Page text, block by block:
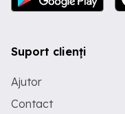
Suport clienți
Ajutor
Contact